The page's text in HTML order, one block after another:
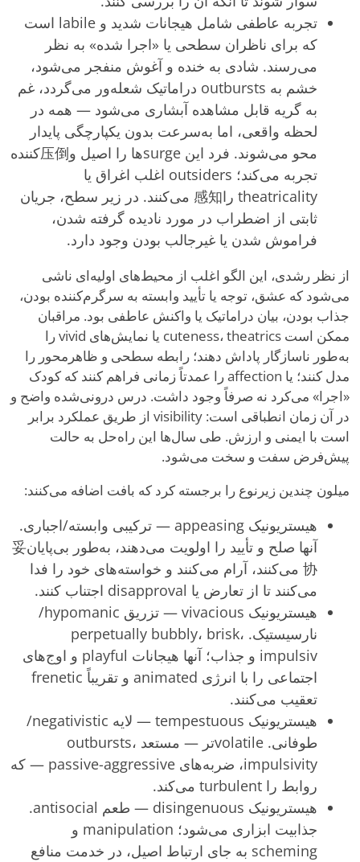
تجربه عاطفی شامل هیجانات شدید و labile است
که برای ناظران سطحی یا «اجرا شده» به نظر
می‌رسند. شادی به خنده و آغوش منفجر می‌شود،
خشم به outbursts دراماتیک شعله‌ور می‌گردد، غم
به گریه قابل مشاهده آبشاری می‌شود — همه در
لحظه واقعی، اما به‌سرعت بدون یکپارچگی پایدار
محو می‌شوند. فرد این surgeها را اصیل و压倒‌کننده
تجربه می‌کند؛ outsiders اغلب اغراق یا
theatricality را感知 می‌کنند. در زیر سطح، جریان
ثابتی از اضطراب در مورد نادیده گرفته شدن،
فراموش شدن یا غیرجالب بودن وجود دارد.
از نظر رشدی، این الگو اغلب از محیط‌های اولیه‌ای ناشی
می‌شود که عشق، توجه یا تأیید وابسته به سرگرم‌کننده بودن،
جذاب بودن، بیان دراماتیک یا واکنش عاطفی بود. مراقبان
ممکن است cuteness، theatrics یا نمایش‌های vivid را
به‌طور ناسازگار پاداش دهند؛ رابطه سطحی و ظاهرمحور را
مدل کنند؛ یا affection را عمدتاً زمانی فراهم کنند که کودک
«اجرا» می‌کرد نه صرفاً وجود داشت. درس درونی‌شده واضح و
در آن زمان انطباقی است: visibility از طریق عملکرد برابر
است با ایمنی و ارزش. طی سال‌ها این راه‌حل به حالت
پیش‌فرض سفت و سخت می‌شود.
میلون چندین زیرنوع را برجسته کرد که بافت اضافه می‌کنند:
هیستریونیک appeasing — ترکیبی وابسته/اجباری.
آنها صلح و تأیید را اولویت می‌دهند، به‌طور بی‌پایان妥
协 می‌کنند، آرام می‌کنند و خواسته‌های خود را فدا
می‌کنند تا از تعارض یا disapproval اجتناب کنند.
هیستریونیک vivacious — تزریق hypomanic/
نارسیستیک. perpetually bubbly، brisk،
impulsiv و جذاب؛ آنها هیجانات playful و اوج‌های
اجتماعی را با انرژی animated و تقریباً frenetic
تعقیب می‌کنند.
هیستریونیک tempestuous — لایه negativistic/
طوفانی. volatileتر — مستعد outbursts،
impulsivity، ضربه‌های passive-aggressive — که
روابط را turbulent می‌کند.
هیستریونیک disingenuous — طعم antisocial.
جذابیت ابزاری می‌شود؛ manipulation و
scheming به جای ارتباط اصیل، در خدمت منافع